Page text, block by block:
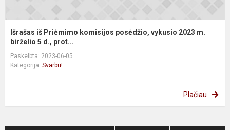
Išrašas iš Priėmimo komisijos posėdžio, vykusio 2023 m.
birželio 5 d., prot...
Paskelbta: 2023-06-05
Kategorija: Svarbu!
Plačiau